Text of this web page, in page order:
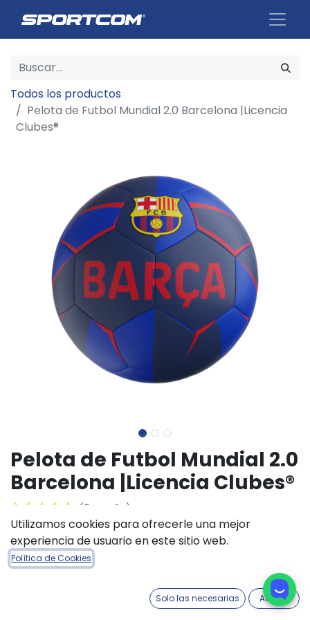
Todos los productos
Pelota de Futbol Mundial 2.0 Barcelona |Licencia
Clubes®
Pelota de Futbol Mundial 2.0
Barcelona |Licencia Clubes®
(0 reseña)
$18.700,00
TAMAÑO PELOTAS
Utilizamos cookies para ofrecerle una mejor
experiencia de usuario en este sitio web.
Política de Cookies
Solo las necesarias Acepto